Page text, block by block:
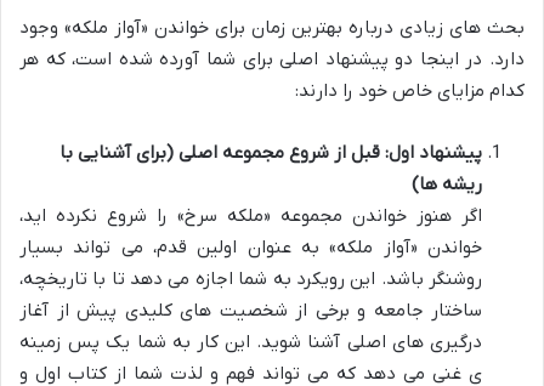
بحث های زیادی درباره بهترین زمان برای خواندن «آواز ملکه» وجود
دارد. در اینجا دو پیشنهاد اصلی برای شما آورده شده است، که هر
کدام مزایای خاص خود را دارند:
پیشنهاد اول: قبل از شروع مجموعه اصلی (برای آشنایی با
ریشه ها)
اگر هنوز خواندن مجموعه «ملکه سرخ» را شروع نکرده اید،
خواندن «آواز ملکه» به عنوان اولین قدم، می تواند بسیار
روشنگر باشد. این رویکرد به شما اجازه می دهد تا با تاریخچه،
ساختار جامعه و برخی از شخصیت های کلیدی پیش از آغاز
درگیری های اصلی آشنا شوید. این کار به شما یک پس زمینه
ی غنی می دهد که می تواند فهم و لذت شما از کتاب اول و